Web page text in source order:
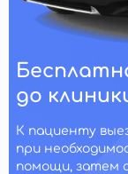
до
К пациенту
при
помощи, затем